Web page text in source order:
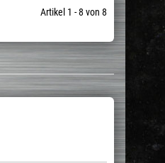
Artikel 1 - 8 von 8